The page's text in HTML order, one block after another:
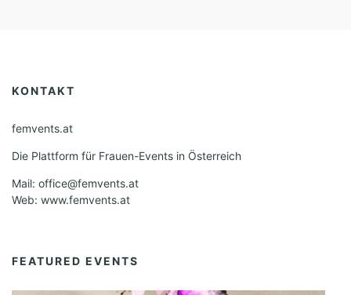
KONTAKT
femvents.at
Die Plattform für Frauen-Events in Österreich
Mail: office@femvents.at
Web: www.femvents.at
FEATURED EVENTS